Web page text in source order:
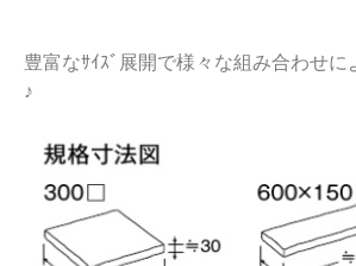
豊富なｻｲｽﾞ展開で様々な組み合わせに
♪